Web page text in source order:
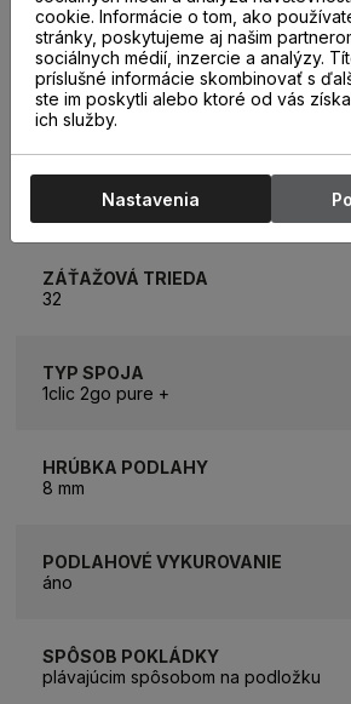
Long Plank 8
ROZMER LAMELY
2003 x 245 mm
2,94m2 (6 lamiel)
ZÁŤAŽOVÁ TRIEDA
32
TYP SPOJA
1clic 2go pure +
HRÚBKA PODLAHY
8 mm
PODLAHOVÉ VYKUROVANIE
áno
SPÔSOB POKLÁDKY
plávajúcim spôsobom na podložku
cookie. Informácie o tom, ako
stránky, poskytujeme aj našim
sociálnych médií, inzercie a analýzy.
príslušné informácie skombinovať s
ste im poskytli alebo ktoré od vás
ich služby.
Nastavenia